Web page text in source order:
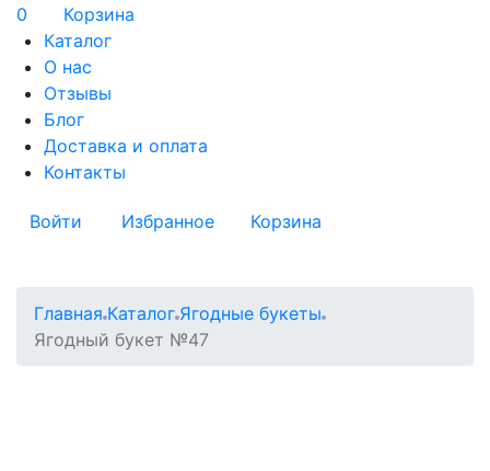
0
Корзина
Каталог
О нас
Отзывы
Блог
Доставка и оплата
Контакты
Войти Избранное Корзина
Главная Каталог Ягодные букеты
Ягодный букет №47